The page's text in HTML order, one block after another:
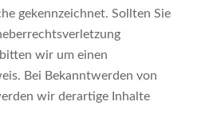
gekennzeichnet. Sollten Sie
wir um einen
Bei Bekanntwerden von
wir derartige Inhalte